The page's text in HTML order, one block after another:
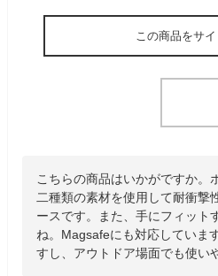
この商品をサ
こちらの商品はいかがですか。
二種類の素材を使用して耐衝撃
ースです。また、手にフィット
ね。Magsafeにも対応していま
すし、アウトドア場面でも使い